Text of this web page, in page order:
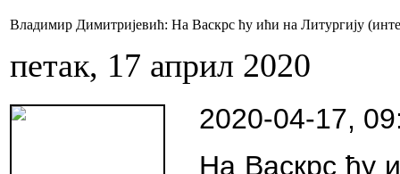
Владимир Димитријевић: На Васкрс ћу ићи на Литургију
петак, 17 април 2020
2020-04-17,
На Васкрс ћу